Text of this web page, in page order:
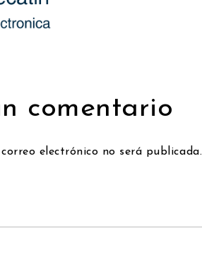
comentario
correo electrónico no será publicada.